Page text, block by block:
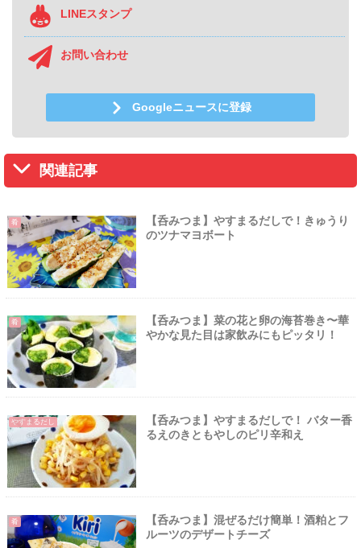
LINEスタンプ
お問い合わせ
Googleニュースに登録
関連記事
肴
【呑みつま】やすまるだしで！きゅうり
のツナマヨボート
肴
【呑みつま】菜の花と卵の海苔巻き〜華
やかな見た目は家飲みにもピッタリ！
やすまるだし
【呑みつま】やすまるだしで！ バター香
るえのきともやしのピリ辛和え
肴
【呑みつま】混ぜるだけ簡単！酒粕とフ
ルーツのデザートチーズ